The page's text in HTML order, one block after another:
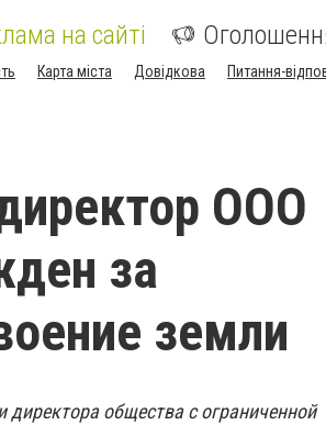
на сайті
Карта міста Довідкова Питання-
ООО
за
земли
общества с ограниченной